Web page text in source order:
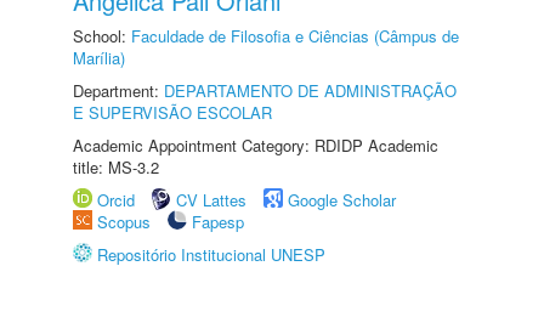
School: Faculdade de Filosofia e Ciências (Câmpus de
Marília)
Department: DEPARTAMENTO DE ADMINISTRAÇÃO
E SUPERVISÃO ESCOLAR
Academic Appointment Category: RDIDP Academic
title: MS-3.2
Orcid
CV Lattes
Google Scholar
Scopus
Fapesp
Repositório Institucional UNESP